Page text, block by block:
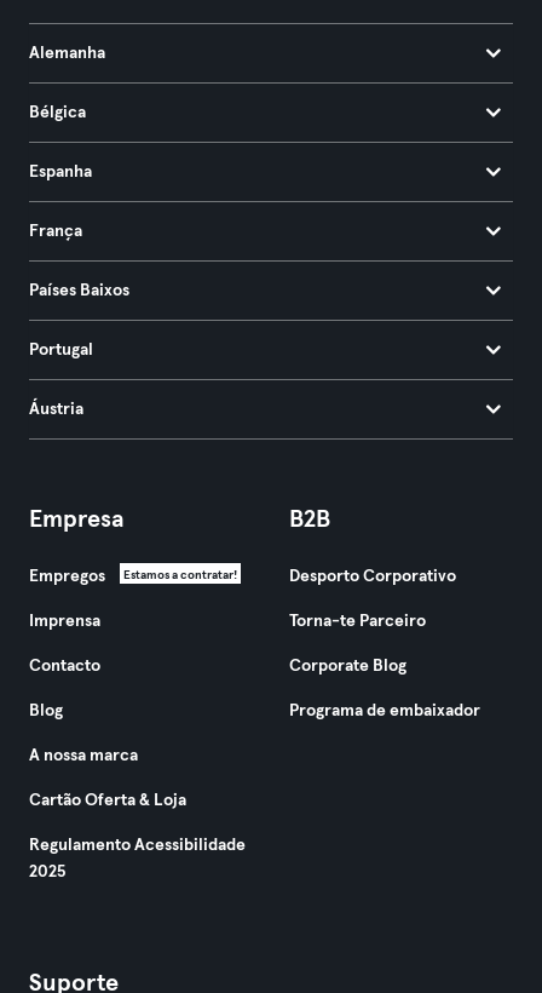
Alemanha
Bélgica
Espanha
França
Países Baixos
Portugal
Áustria
Empresa
Empregos Estamos a contratar!
Imprensa
Contacto
Blog
A nossa marca
Cartão Oferta & Loja
Regulamento Acessibilidade
2025
B2B
Desporto Corporativo
Torna-te Parceiro
Corporate Blog
Programa de embaixador
Suporte